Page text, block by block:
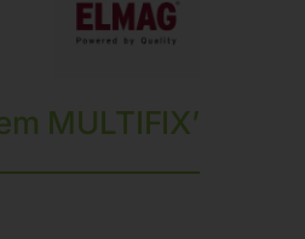
MULTIFIX’